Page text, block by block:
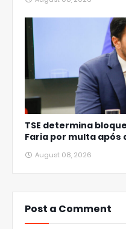
TSE determina
Faria por multa após
August 08, 2026
Post a Comment